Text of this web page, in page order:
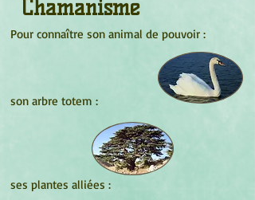
Chamanisme
Pour connaître son animal de pouvoir :
son arbre totem :
ses plantes alliées :